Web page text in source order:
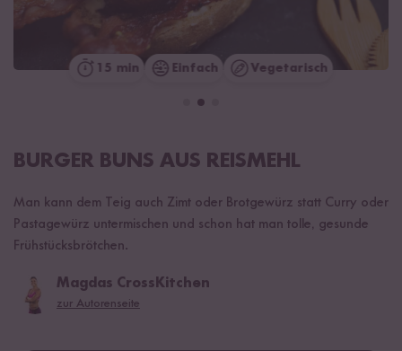
15 min Einfach Vegetarisch
BURGER BUNS AUS REISMEHL
Man kann dem Teig auch Zimt oder Brotgewürz statt Curry oder
Pastagewürz untermischen und schon hat man tolle, gesunde
Frühstücksbrötchen.
Magdas CrossKitchen
zur Autorenseite